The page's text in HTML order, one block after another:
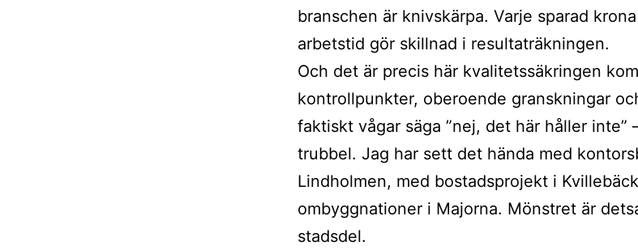
branschen är knivskärpa. Varje sparad
arbetstid gör skillnad i resultaträkningen.
Och det är precis här kvalitetssäkringen
kontrollpunkter, oberoende granskningar
faktiskt vågar säga ”nej, det här håller inte”
trubbel. Jag har sett det hända med
Lindholmen, med bostadsprojekt i
ombyggnationer i Majorna. Mönstret är
stadsdel.